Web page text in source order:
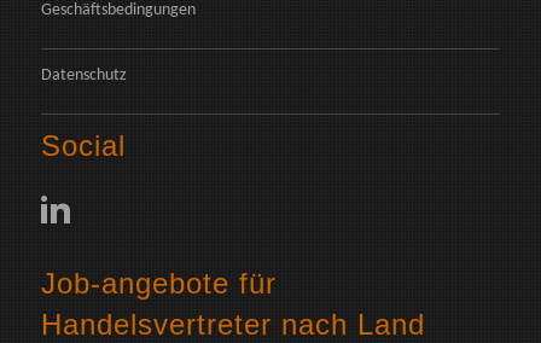
Geschäftsbedingungen
Datenschutz
Social
Job-angebote für
Handelsvertreter nach Land